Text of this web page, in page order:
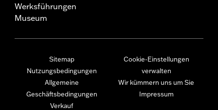
Werksführungen
Museum
Sitemap
Nutzungsbedingungen
Allgemeine
Geschäftsbedingungen
Verkauf
Cookie-Einstellungen
verwalten
Wir kümmern uns um Sie
Impressum